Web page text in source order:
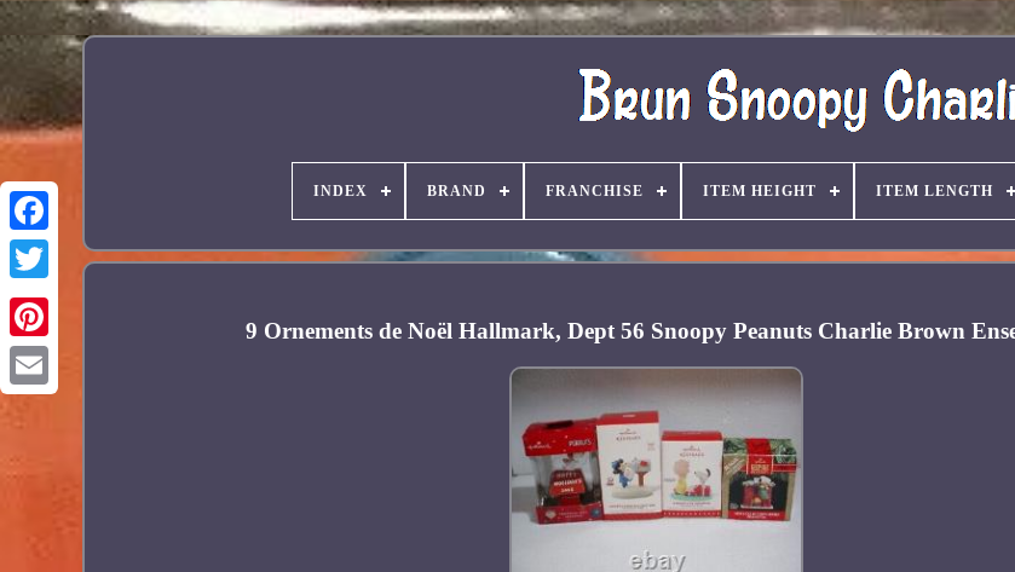
Facebook
Pinterest
INDEX BRAND FRANCHISE ITEM HEIGHT ITEM LENGTH
9 Ornements de Noël Hallmark, Dept 56 Snoopy Peanuts Charlie Brown